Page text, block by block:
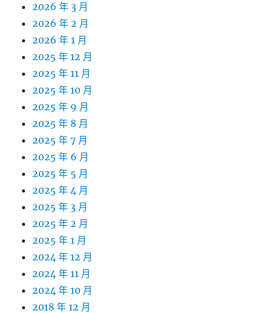
2026 年 3 月
2026 年 2 月
2026 年 1 月
2025 年 12 月
2025 年 11 月
2025 年 10 月
2025 年 9 月
2025 年 8 月
2025 年 7 月
2025 年 6 月
2025 年 5 月
2025 年 4 月
2025 年 3 月
2025 年 2 月
2025 年 1 月
2024 年 12 月
2024 年 11 月
2024 年 10 月
2018 年 12 月